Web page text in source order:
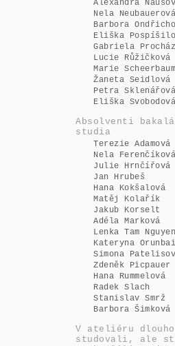
Alexandra
Nela Neubauerová
Barbora
Eliška
Gabriela
Lucie Růžičková
Marie
Žaneta Seidlová
Petra Sklenářová
Eliška Svobodová
Absolventi
studia
Terezie Adamová
Nela Ferenčíková
Julie Hrnčířová
Jan Hrubeš
Hana Kokšalová
Matěj Kolařík
Jakub Korselt
Adéla Marková
Lenka Tam Nguyen
Kateryna
Simona
Zdeněk Picpauer
Hana Rummelová
Radek Slach
Stanislav Smrž
Barbora Šimková
V ateliéru
studovali, ale